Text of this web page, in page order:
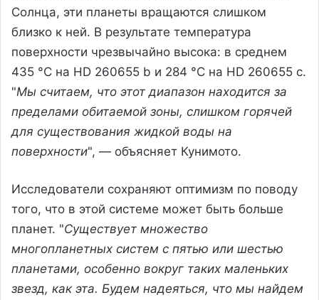
Солнца, эти планеты вращаются слишком
близко к ней. В результате температура
поверхности чрезвычайно высока: в среднем
435 °C на HD 260655 b и 284 °C на HD 260655 c.
"Мы считаем, что этот диапазон находится за
пределами обитаемой зоны, слишком горячей
для существования жидкой воды на
поверхности", — объясняет Кунимото.
Исследователи сохраняют оптимизм по поводу
того, что в этой системе может быть больше
планет. "Существует множество
многопланетных систем с пятью или шестью
планетами, особенно вокруг таких маленьких
звезд, как эта. Будем надеяться, что мы найдем